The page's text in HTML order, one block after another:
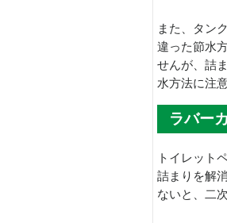
また、タン
違った節水
せんが、詰
水方法に注
ラバー
トイレット
詰まりを解
ないと、二